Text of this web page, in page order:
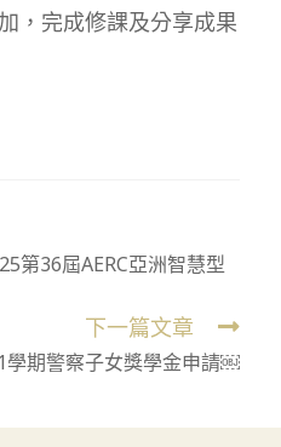
，完成修課及分享成果
第36屆AERC亞洲智慧型
下一篇文章
學期警察子女獎學金申請￼